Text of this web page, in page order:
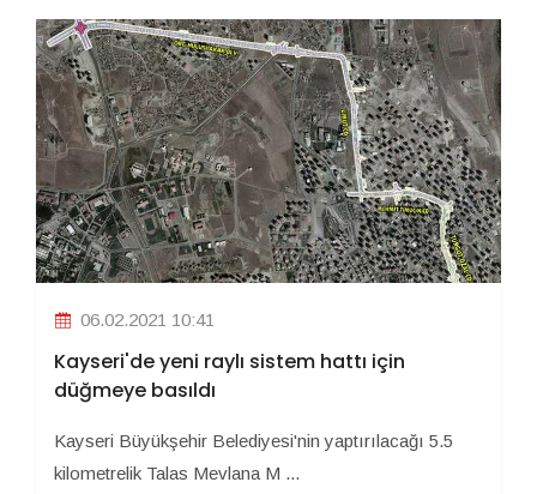
06.02.2021 10:41
Kayseri'de yeni raylı sistem hattı için
düğmeye basıldı
Kayseri Büyükşehir Belediyesi'nin yaptırılacağı 5.5
kilometrelik Talas Mevlana M ...